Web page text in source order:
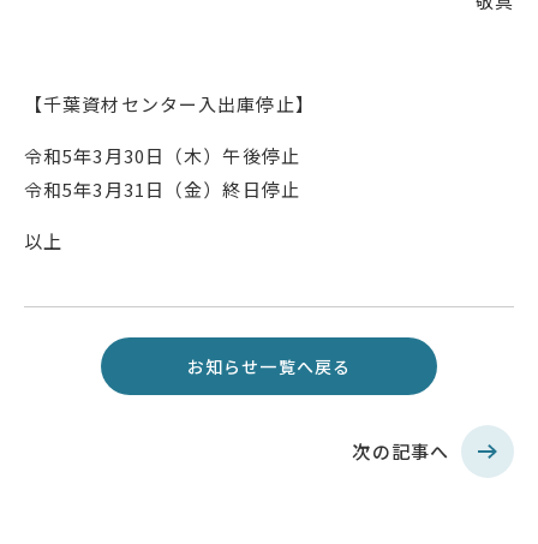
【千葉資材センター入出庫停止】
令和5年3月30日（木）午後停止
令和5年3月31日（金）終日停止
以上
お知らせ一覧へ戻る
次の記事へ